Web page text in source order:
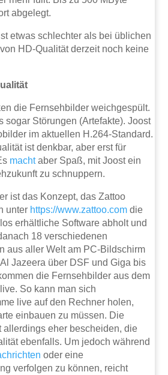
abgelegt.
etwas schlechter als bei üblichen
HD-Qualität derzeit noch keine
die Fernsehbilder weichgespült.
sogar Störungen (Artefakte). Joost
im aktuellen H.264-Standard.
ist denkbar, aber erst für
machtaber Spaß, mit Joost ein
zu schnuppern.
ist das Konzept, das Zattoo
unter https://www.zattoo.com die
erhältliche Software abholt und
18 verschiedenen
aus aller Welt am PC-Bildschirm
Jazeera über DSF und Giga bis
die Fernsehbilder aus dem
So kann man sich
live auf den Rechner holen,
einbauen zu müssen. Die
allerdings eher bescheiden, die
ebenfalls. Um jedoch während
oder eine
verfolgen zu können, reicht